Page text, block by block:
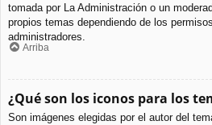
tomada por La Administración o un
propios temas dependiendo de los
administradores.
Arriba
¿Qué son los iconos para los
Son imágenes elegidas por el autor del